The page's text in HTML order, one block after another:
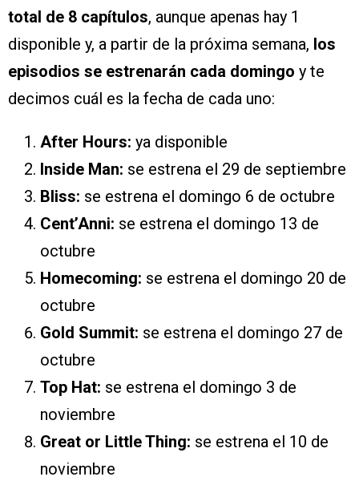
total de 8 capítulos, aunque apenas hay 1
disponible y, a partir de la próxima semana, los
episodios se estrenarán cada domingo y te
decimos cuál es la fecha de cada uno:
After Hours: ya disponible
Inside Man: se estrena el 29 de septiembre
Bliss: se estrena el domingo 6 de octubre
Cent’Anni: se estrena el domingo 13 de
octubre
Homecoming: se estrena el domingo 20 de
octubre
Gold Summit: se estrena el domingo 27 de
octubre
Top Hat: se estrena el domingo 3 de
noviembre
Great or Little Thing: se estrena el 10 de
noviembre